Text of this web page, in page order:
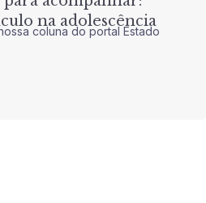
na adolescência
coluna do portal Estado